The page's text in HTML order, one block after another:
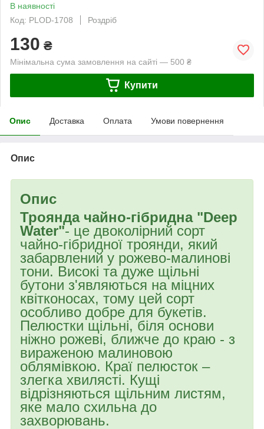
В наявності
Код: PLOD-1708
Роздріб
130 ₴
Мінімальна сума замовлення на сайті — 500 ₴
Купити
Опис Доставка Оплата Умови повернення
Опис
Опис
Троянда чайно-гібридна "Deep
Water"- це двоколірний сорт
чайно-гібридної троянди, який
забарвлений у рожево-малинові
тони. Високі та дуже щільні
бутони з'являються на міцних
квітконосах, тому цей сорт
особливо добре для букетів.
Пелюстки щільні, біля основи
ніжно рожеві, ближче до краю - з
вираженою малиновою
облямівкою. Краї пелюсток –
злегка хвилясті. Кущі
відрізняються щільним листям,
яке мало схильна до
захворювань.